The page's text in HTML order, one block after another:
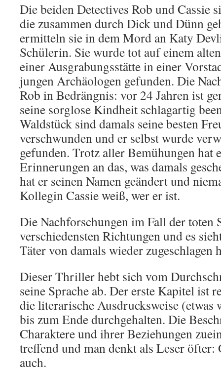
Die beiden Detectives Rob und Cassie
die zusammen durch Dick und Dünn
ermitteln sie in dem Mord an Katy
Schülerin. Sie wurde tot auf einem
einer Ausgrabungsstätte in einer
jungen Archäologen gefunden. Die
Rob in Bedrängnis: vor 24 Jahren ist
seine sorglose Kindheit schlagartig
Waldstück sind damals seine besten
verschwunden und er selbst wurde
gefunden. Trotz aller Bemühungen hat
Erinnerungen an das, was damals
hat er seinen Namen geändert und
Kollegin Cassie weiß, wer er ist.
Die Nachforschungen im Fall der
verschiedensten Richtungen und es
Täter von damals wieder zugeschlagen
Dieser Thriller hebt sich vom
seine Sprache ab. Der erste Kapitel ist
die literarische Ausdrucksweise
bis zum Ende durchgehalten. Die
Charaktere und ihrer Beziehungen
treffend und man denkt als Leser öfter:
auch.